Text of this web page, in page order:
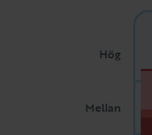
Hög
Mellan